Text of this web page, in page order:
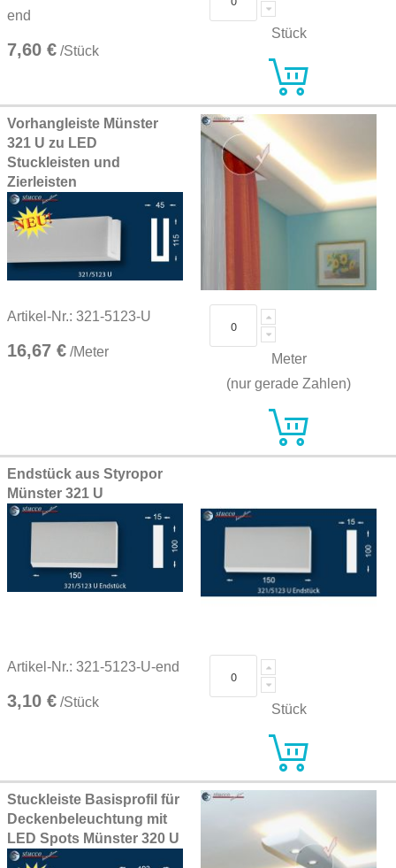
end
7,60 € /Stück
Stück
Vorhangleiste Münster
321 U zu LED
Stuckleisten und
Zierleisten
Artikel-Nr.: 321-5123-U
16,67 € /Meter
Meter
(nur gerade Zahlen)
Endstück aus Styropor
Münster 321 U
Artikel-Nr.: 321-5123-U-end
3,10 € /Stück Stück
Stuckleiste Basisprofil für
Deckenbeleuchtung mit
LED Spots Münster 320 U